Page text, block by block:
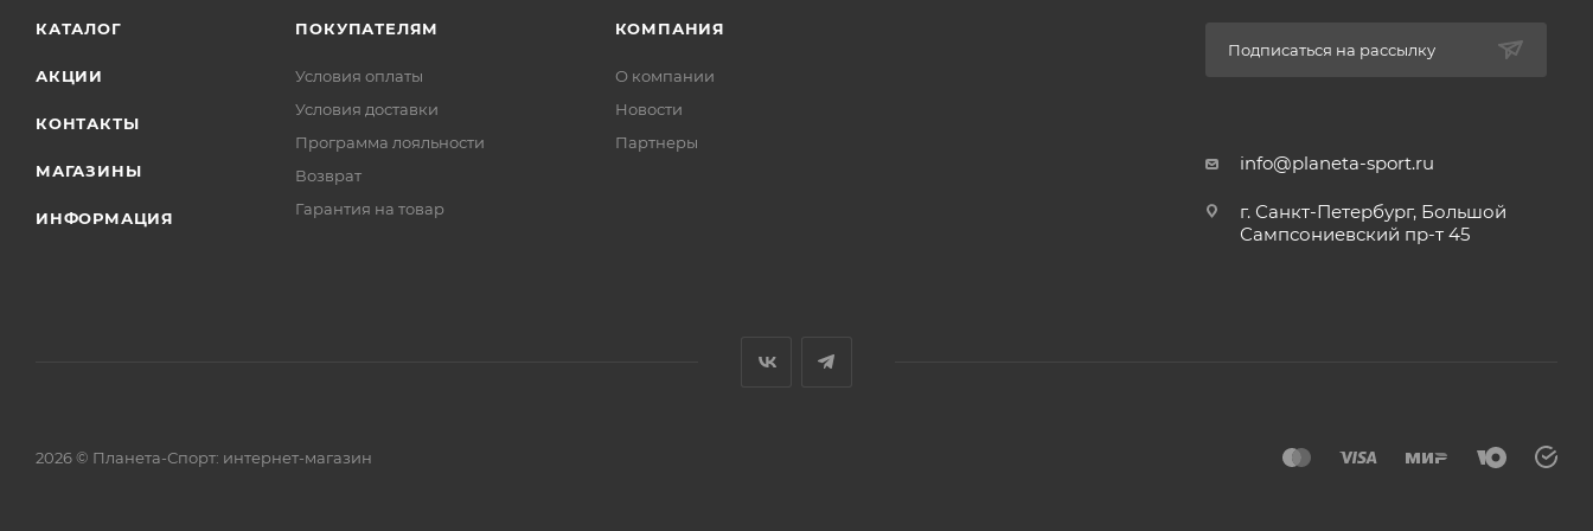
КАТАЛОГ
АКЦИИ
КОНТАКТЫ
МАГАЗИНЫ
ИНФОРМАЦИЯ
ПОКУПАТЕЛЯМ
Условия оплаты
Условия доставки
Программа лояльности
Возврат
Гарантия на товар
КОМПАНИЯ
О компании
Новости
Партнеры
Подписаться на рассылку
info@planeta-sport.ru
г. Санкт-Петербург, Большой
Сампсониевский пр-т 45
2026 © Планета-Спорт: интернет-магазин